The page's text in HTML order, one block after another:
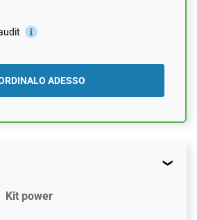
ADESSO
Kit power